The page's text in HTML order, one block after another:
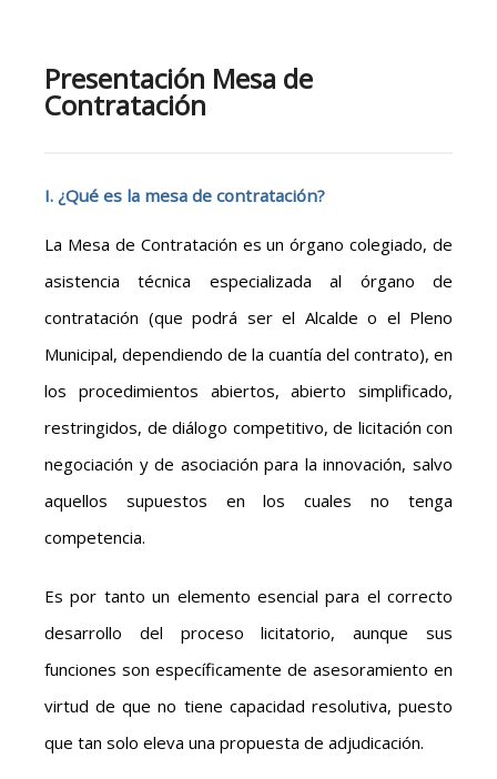
Presentación Mesa de
Contratación
I. ¿Qué es la mesa de contratación?
La Mesa de Contratación es un órgano colegiado, de
asistencia técnica especializada al órgano de
contratación (que podrá ser el Alcalde o el Pleno
Municipal, dependiendo de la cuantía del contrato), en
los procedimientos abiertos, abierto simplificado,
restringidos, de diálogo competitivo, de licitación con
negociación y de asociación para la innovación, salvo
aquellos supuestos en los cuales no tenga
competencia.
Es por tanto un elemento esencial para el correcto
desarrollo del proceso licitatorio, aunque sus
funciones son específicamente de asesoramiento en
virtud de que no tiene capacidad resolutiva, puesto
que tan solo eleva una propuesta de adjudicación.